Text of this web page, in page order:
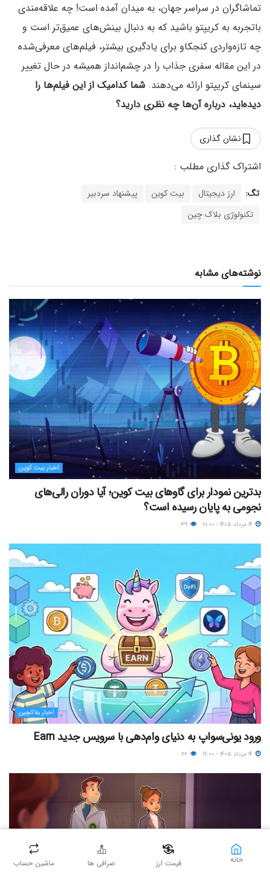
تماشاگران در سراسر جهان، به میدان آمده است! چه علاقه‌مندی
باتجربه به کریپتو باشید که به دنبال بینش‌های عمیق‌تر است و
چه تازه‌واردی کنجکاو برای یادگیری بیشتر، فیلم‌های معرفی‌شده
در این مقاله سفری جذاب را در چشم‌انداز همیشه در حال تغییر
سینمای کریپتو ارائه می‌دهند. شما کدامیک از این فیلم‌ها را
دیده‌اید، درباره آن‌ها چه نظری دارید؟
نشان گذاری
تگ: ارز دیجیتال بیت کوین
پیشنهاد سردبیر
تکنولوژی بلاک چین
نوشته‌های مشابه
اخبار بیت کوین
بدترین نمودار برای گاوهای بیت کوین؛ آیا دوران رالی‌های
نجومی به پایان رسیده است؟
اخبار بلاکچین
ورود یونی‌سواپ به دنیای وام‌دهی با سرویس جدید Earn
خانه قیمت ارز صرافی ها ماشین حساب